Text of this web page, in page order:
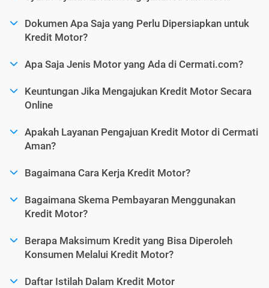
Dokumen Apa Saja yang Perlu Dipersiapkan untuk
Kredit Motor?
Apa Saja Jenis Motor yang Ada di Cermati.com?
Keuntungan Jika Mengajukan Kredit Motor Secara
Online
Apakah Layanan Pengajuan Kredit Motor di Cermati
Aman?
Bagaimana Cara Kerja Kredit Motor?
Bagaimana Skema Pembayaran Menggunakan
Kredit Motor?
Berapa Maksimum Kredit yang Bisa Diperoleh
Konsumen Melalui Kredit Motor?
Daftar Istilah Dalam Kredit Motor